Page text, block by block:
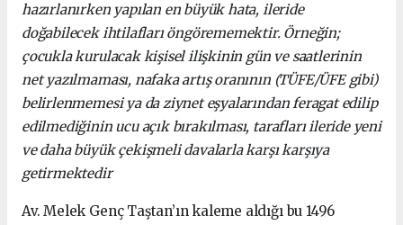
hazırlanırken yapılan en büyük hata, ileride
doğabilecek ihtilafları öngörememektir. Örneğin;
çocukla kurulacak kişisel ilişkinin gün ve saatlerinin
net yazılmaması, nafaka artış oranının (TÜFE/ÜFE gibi)
belirlenmemesi ya da ziynet eşyalarından feragat edilip
edilmediğinin ucu açık bırakılması, tarafları ileride yeni
ve daha büyük çekişmeli davalarla karşı karşıya
getirmektedir
Av. Melek Genç Taştan’ın kaleme aldığı bu 1496